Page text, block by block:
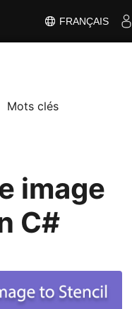
FRANÇAIS
Mots clés
image
C#